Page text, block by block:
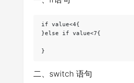
if value<4{
}else if value<7{
二、switch 语句